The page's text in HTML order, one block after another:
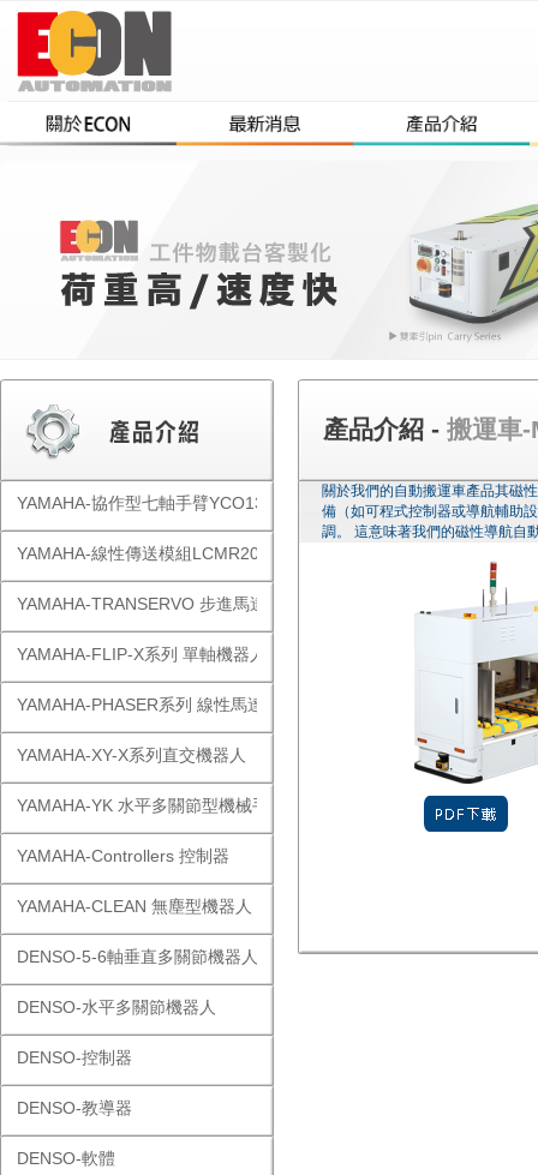
YAMAHA-協作型七軸手臂YCO1300
YAMAHA-線性傳送模組LCMR200
YAMAHA-TRANSERVO 步進馬達單軸
YAMAHA-FLIP-X系列 單軸機器人
YAMAHA-PHASER系列 線性馬達
YAMAHA-XY-X系列直交機器人
YAMAHA-YK 水平多關節型機械手
YAMAHA-Controllers 控制器
YAMAHA-CLEAN 無塵型機器人
DENSO-5-6軸垂直多關節機器人
DENSO-水平多關節機器人
DENSO-控制器
DENSO-教導器
DENSO-軟體
產品介紹 - 搬運車
關於我們的自動搬運車產品其磁
備（如可程式控制器或導航輔助
調。 這意味著我們的磁性導航自